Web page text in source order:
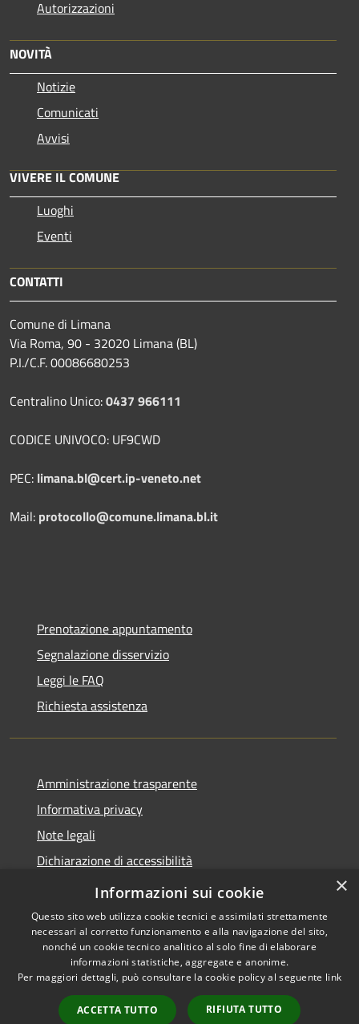
Autorizzazioni
NOVITÀ
Notizie
Comunicati
Avvisi
VIVERE IL COMUNE
Luoghi
Eventi
CONTATTI
Comune di Limana
Via Roma, 90 - 32020 Limana (BL)
P.I./C.F. 00086680253
Centralino Unico:0437 966111
CODICE UNIVOCO: UF9CWD
PEC: limana.bl@cert.ip-veneto.net
Mail: protocollo@comune.limana.bl.it
Prenotazione appuntamento
Segnalazione disservizio
Leggi le FAQ
Richiesta assistenza
Amministrazione trasparente
Informativa privacy
Note legali
Dichiarazione di accessibilità
Moduli Privacy Amministrazione trasparente
Accessibilità
Copyright © 2026 • Comune di
Limana • Powered by
Municipium•
Accesso
×
Informazioni sui cookie
Questo sito web utilizza cookie tecnici e assimilati strettamente
necessari al corretto funzionamento e alla navigazione del sito,
nonché un cookie tecnico analitico al solo fine di elaborare
informazioni statistiche, aggregate e anonime.
Per maggiori dettagli, può consultare la cookie policy al seguente link
ACCETTA TUTTO RIFIUTA TUTTO